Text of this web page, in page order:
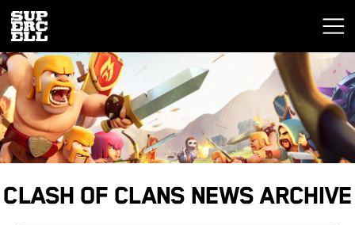
Clash of Clans News Archive